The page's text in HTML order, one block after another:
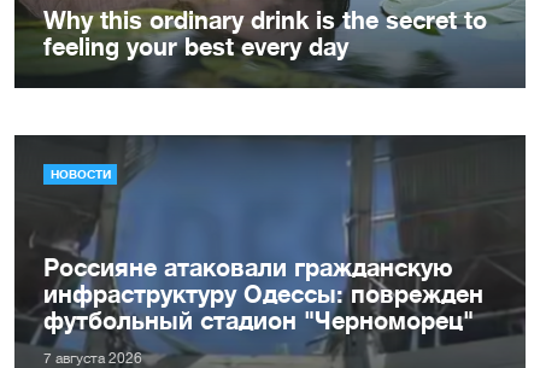
НОВОСТИ
Россияне атаковали гражданскую
инфраструктуру Одессы: поврежден
футбольный стадион "Черноморец"
7 августа 2026